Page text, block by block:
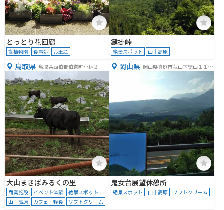
とっとり花回廊
動植物園 食事処 お土産
鍵掛峠
絶景スポット 山｜高原
鳥取県 鳥取県西伯郡伯耆町小林２−１
大山まきばみるくの里
商業施設 イベント体験
絶景スポット
山｜高原
カフェ｜軽食 ソフトクリーム
岡山県 岡山県真庭市蒜山下徳山１１０
鬼女台展望休憩所
絶景スポット 山｜高原 ソフトクリーム